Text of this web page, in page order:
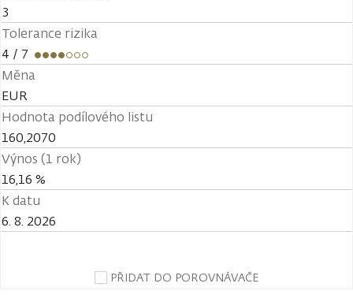
3
Tolerance rizika
4 / 7
Měna
EUR
Hodnota podílového listu
160,2070
Výnos (1 rok)
16,16 %
K datu
6. 8. 2026
PŘIDAT DO POROVNÁVAČE